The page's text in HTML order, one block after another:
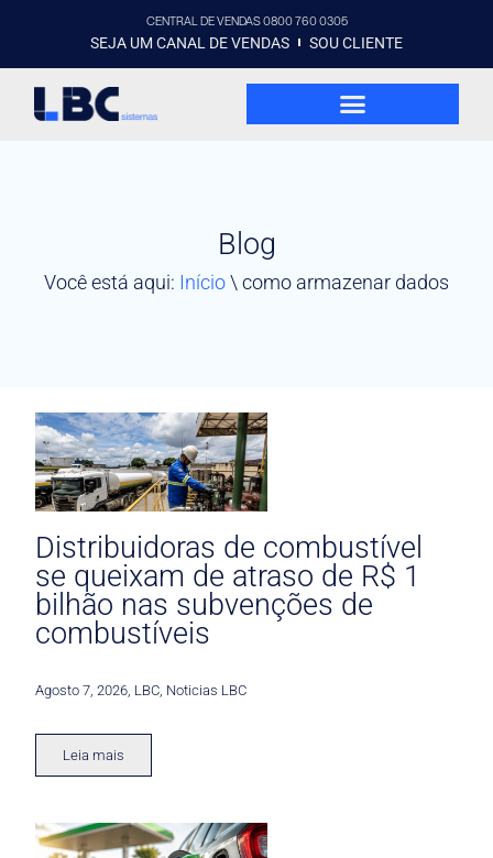
CENTRAL DE VENDAS 0800 760 0305
SEJA UM CANAL DE VENDAS SOU CLIENTE
Blog
Você está aqui: Início\ como armazenar dados
Distribuidoras de combustível
se queixam de atraso de R$ 1
bilhão nas subvenções de
combustíveis
Agosto 7, 2026 LBC Noticias LBC
Leia mais